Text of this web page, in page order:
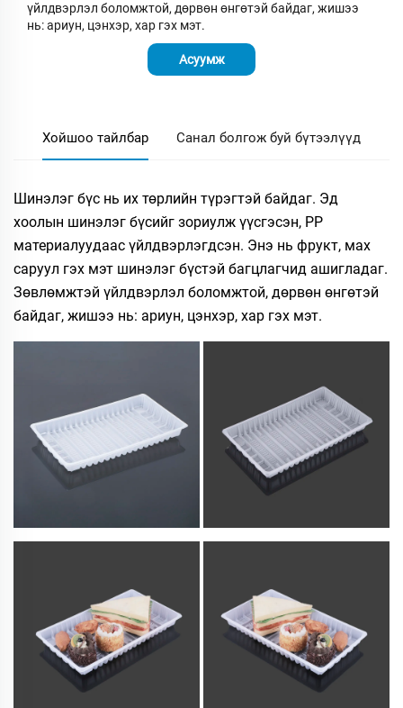
үйлдвэрлэл боломжтой, дөрвөн өнгөтэй байдаг, жишээ
нь: ариун, цэнхэр, хар гэх мэт.
Асуумж
Хойшоо тайлбар Санал болгож буй бүтээлүүд
Шинэлэг бүс нь их төрлийн түрэгтэй байдаг. Эд
хоолын шинэлэг бүсийг зориулж үүсгэсэн, PP
материалуудаас үйлдвэрлэгдсэн. Энэ нь фрукт, мах
саруул гэх мэт шинэлэг бүстэй багцлагчид ашигладаг.
Зөвлөмжтэй үйлдвэрлэл боломжтой, дөрвөн өнгөтэй
байдаг, жишээ нь: ариун, цэнхэр, хар гэх мэт.